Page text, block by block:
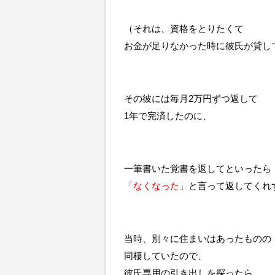
（それは、資格をとりたくて
お金が足りなかった時に彼氏が貸し
その彼には毎月2万円ずつ返して
1年で完済したのに、
一筆書いた覚書を返してといったら
「なくなった」
と言って返してくれ
当時、別々に住まいはあったものの
同棲していたので、
彼氏専用の引き出しを探ったら、